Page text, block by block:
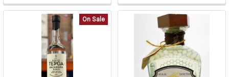
On Sale